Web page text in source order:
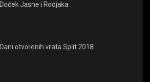
Doček Jasne i Rodjaka
Dani otvorenih vrata Split 2018